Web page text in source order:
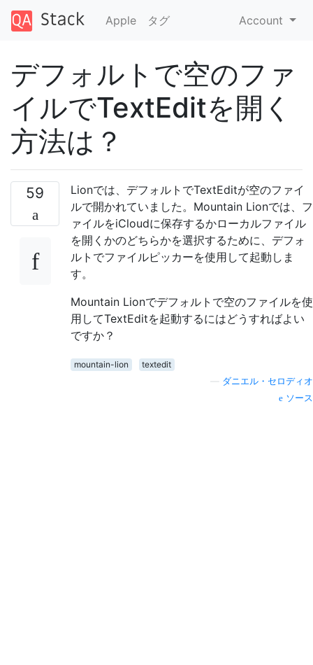
Apple タグ Account
デフォルトで空のファ
イルでTextEditを開く
方法は？
59
Lionでは、デフォルトでTextEditが空のファイ
ルで開かれていました。Mountain Lionでは、フ
ァイルをiCloudに保存するかローカルファイル
を開くかのどちらかを選択するために、デフォ
ルトでファイルピッカーを使用して起動しま
す。
Mountain Lionでデフォルトで空のファイルを使
用してTextEditを起動するにはどうすればよい
ですか？
mountain-lion
textedit
ダニエル・セロディオ
ソース